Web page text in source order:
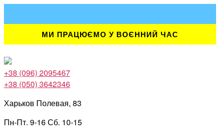
содержимомуМИ ПРАЦЮЄМО У ВОЄННИЙ ЧАС
+38 (096) 2095467
+38 (050) 3642346
Харьков Полевая, 83
Пн-Пт. 9-16 Сб. 10-15